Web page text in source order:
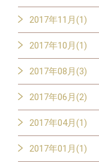
2017年11月(1)
2017年10月(1)
2017年08月(3)
2017年06月(2)
2017年04月(1)
2017年01月(1)